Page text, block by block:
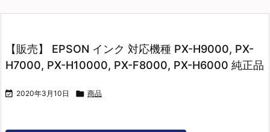
【販売】 EPSON インク 対応機種 PX-H9000, PX-
H7000, PX-H10000, PX-F8000, PX-H6000 純正品
 2020年3月10日  商品